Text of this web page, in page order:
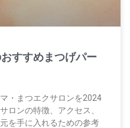
すすめまつげパー
・まつエクサロンを2024
ロンの特徴、アクセス、
を手に入れるための参考